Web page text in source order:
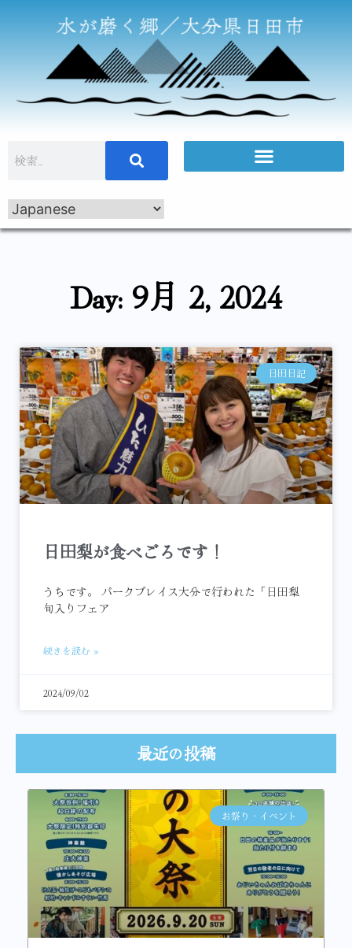
Day: 9月 2, 2024
日田日記
日田梨が食べごろです！
うちです。 パークプレイス大分で行われた「日田梨
旬入りフェア
続きを読む »
2024/09/02
最近の投稿
お祭り・イベント